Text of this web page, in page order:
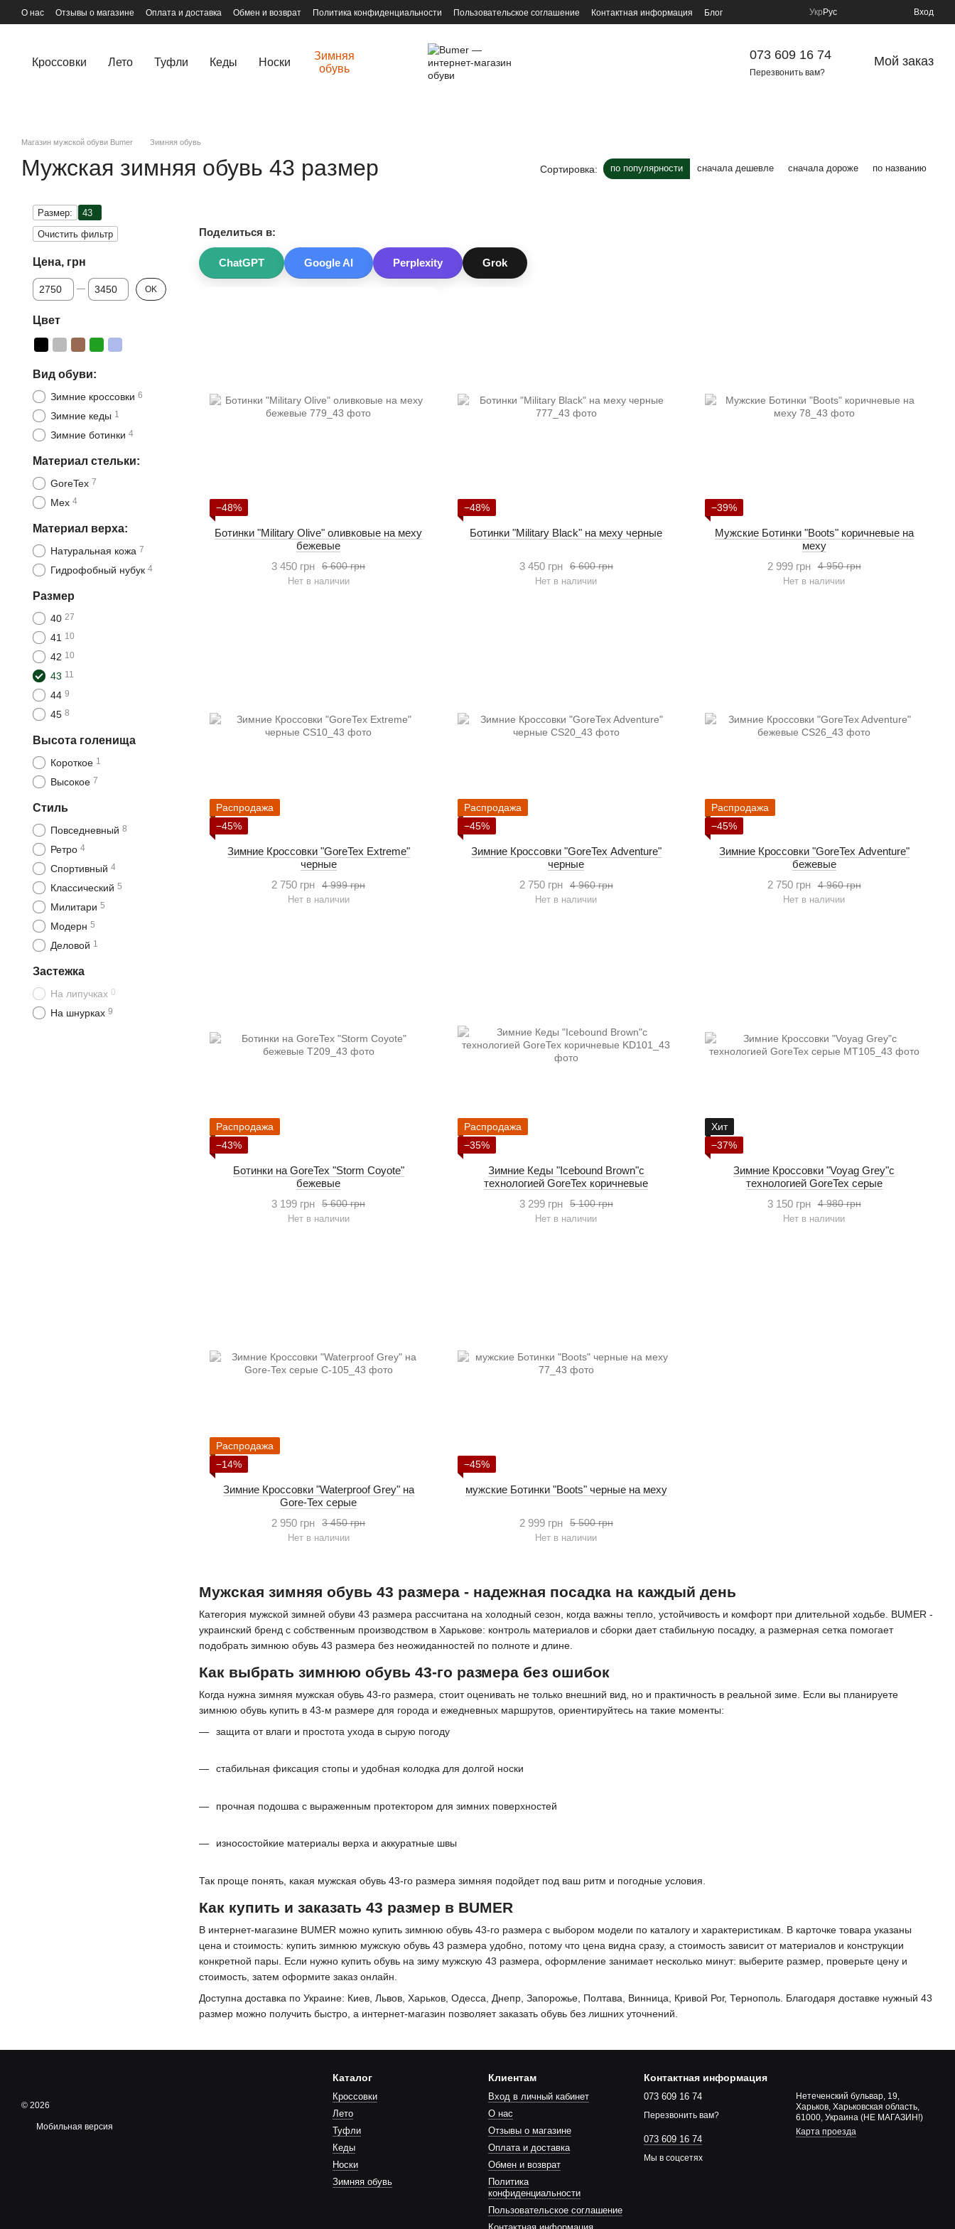
Перейти к основному контенту
О нас Отзывы о магазине Оплата и доставка Обмен и возврат Политика конфиденциальности Пользовательское соглашение Контактная информация Блог Укр Рус Вход
Кроссовки Лето Туфли Кеды Носки
Зимняя
обувь
073 609 16 74
Перезвонить вам?
Мой заказ
Магазин мужской обуви Bumer Зимняя обувь
Мужская зимняя обувь 43 размер Сортировка: по популярности сначала дешевле сначала дороже по названию
Мужская зимняя обувь 43 размера - надежная посадка на каждый день
Категория мужской зимней обуви 43 размера рассчитана на холодный сезон, когда важны тепло, устойчивость и комфорт при длительной ходьбе. BUMER -
украинский бренд с собственным производством в Харькове: контроль материалов и сборки дает стабильную посадку, а размерная сетка помогает
подобрать зимнюю обувь 43 размера без неожиданностей по полноте и длине.
Как выбрать зимнюю обувь 43-го размера без ошибок
Когда нужна зимняя мужская обувь 43-го размера, стоит оценивать не только внешний вид, но и практичность в реальной зиме. Если вы планируете
зимнюю обувь купить в 43-м размере для города и ежедневных маршрутов, ориентируйтесь на такие моменты:
защита от влаги и простота ухода в сырую погоду
стабильная фиксация стопы и удобная колодка для долгой носки
прочная подошва с выраженным протектором для зимних поверхностей
износостойкие материалы верха и аккуратные швы
Так проще понять, какая мужская обувь 43-го размера зимняя подойдет под ваш ритм и погодные условия.
Как купить и заказать 43 размер в BUMER
В интернет-магазине BUMER можно купить зимнюю обувь 43-го размера с выбором модели по каталогу и характеристикам. В карточке товара указаны
цена и стоимость: купить зимнюю мужскую обувь 43 размера удобно, потому что цена видна сразу, а стоимость зависит от материалов и конструкции
конкретной пары. Если нужно купить обувь на зиму мужскую 43 размера, оформление занимает несколько минут: выберите размер, проверьте цену и
стоимость, затем оформите заказ онлайн.
Доступна доставка по Украине: Киев, Львов, Харьков, Одесса, Днепр, Запорожье, Полтава, Винница, Кривой Рог, Тернополь. Благодаря доставке нужный 43
размер можно получить быстро, а интернет-магазин позволяет заказать обувь без лишних уточнений.
Поделиться в:
ChatGPT Google AI Perplexity Grok
−48%
Ботинки "Military Olive" оливковые на меху
бежевые
6 600 грн
3 450 грн
Нет в наличии
−48%
Ботинки "Military Black" на меху черные
6 600 грн
3 450 грн
Нет в наличии
−39%
Мужские Ботинки "Boots" коричневые на
меху
4 950 грн
2 999 грн
Нет в наличии
Распродажа
−45%
Зимние Кроссовки "GoreTex Extreme"
черные
4 999 грн
2 750 грн
Нет в наличии
Распродажа
−45%
Зимние Кроссовки "GoreTex Adventure"
черные
4 960 грн
2 750 грн
Нет в наличии
Распродажа
−45%
Зимние Кроссовки "GoreTex Adventure"
бежевые
4 960 грн
2 750 грн
Нет в наличии
Распродажа
−43%
Ботинки на GoreTex "Storm Coyote"
бежевые
5 600 грн
3 199 грн
Нет в наличии
Распродажа
−35%
Зимние Кеды "Icebound Brown"с
технологией GoreTex коричневые
5 100 грн
3 299 грн
Нет в наличии
Хит
−37%
Зимние Кроссовки "Voyag Grey"с
технологией GoreTex серые
4 980 грн
3 150 грн
Нет в наличии
Распродажа
−14%
Зимние Кроссовки "Waterproof Grey" на
Gore-Tex серые
3 450 грн
2 950 грн
Нет в наличии
−45%
мужские Ботинки "Boots" черные на меху
5 500 грн
2 999 грн
Нет в наличии
Размер:
43
Очистить фильтр
Цена, грн
От Цена, грн
До Цена, грн OK
Цвет
Вид обуви:
Зимние кроссовки 6
Зимние кеды 1
Зимние ботинки 4
Материал стельки:
GoreTex 7
Мех 4
Материал верха:
Натуральная кожа 7
Гидрофобный нубук 4
Размер
40 27
41 10
42 10
43 11
44 9
45 8
Высота голенища
Короткое 1
Высокое 7
Стиль
Повседневный 8
Ретро 4
Спортивный 4
Классический 5
Милитари 5
Модерн 5
Деловой 1
Застежка
На липучках 0
На шнурках 9
© 2026
Мобильная версия
Каталог
Кроссовки
Лето
Туфли
Кеды
Носки
Зимняя обувь
Клиентам
Вход в личный кабинет
О нас
Отзывы о магазине
Оплата и доставка
Обмен и возврат
Политика
конфиденциальности
Пользовательское соглашение
Контактная информация
073 609 16 74
Перезвонить вам?
073 609 16 74
Нетеченский бульвар, 19,
Харьков, Харьковская область,
61000, Украина (НЕ МАГАЗИН!)
Карта проезда
Мы в соцсетях